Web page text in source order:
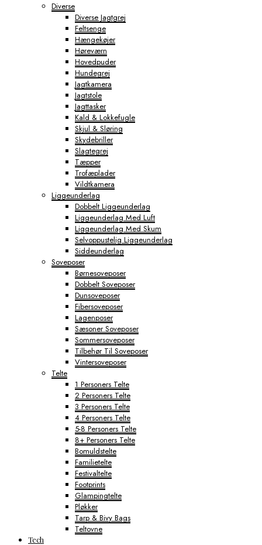
Diverse
Diverse Jagtgrej
Feltsenge
Hængekøjer
Høreværn
Hovedpuder
Hundegrej
Jagtkamera
Jagtstole
Jagttasker
Kald & Lokkefugle
Skjul & Sløring
Skydebriller
Slagtegrej
Tæpper
Trofæplader
Vildtkamera
Liggeunderlag
Dobbelt Liggeunderlag
Liggeunderlag Med Luft
Liggeunderlag Med Skum
Selvoppustelig Liggeunderlag
Siddeunderlag
Soveposer
Børnesoveposer
Dobbelt Soveposer
Dunsoveposer
Fibersoveposer
Lagenposer
Sæsoner Soveposer
Sommersoveposer
Tilbehør Til Soveposer
Vintersoveposer
Telte
1 Personers Telte
2 Personers Telte
3 Personers Telte
4 Personers Telte
5-8 Personers Telte
8+ Personers Telte
Bomuldstelte
Familietelte
Festivaltelte
Footprints
Glampingtelte
Pløkker
Tarp & Bivy Bags
Teltovne
Tech